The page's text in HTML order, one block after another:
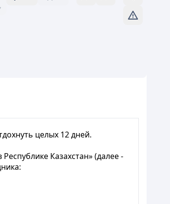
целых 12 дней.
Казахстан» (далее -